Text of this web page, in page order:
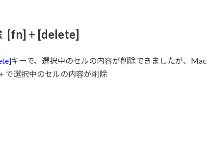
[fn] + [delete]
キーで、選択中のセルの内容が削除できましたが、Mac
+ で選択中のセルの内容が削除